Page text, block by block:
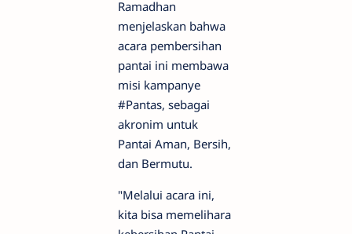
Ramadhan
menjelaskan bahwa
acara pembersihan
pantai ini membawa
misi kampanye
#Pantas, sebagai
akronim untuk
Pantai Aman, Bersih,
dan Bermutu.
"Melalui acara ini,
kita bisa memelihara